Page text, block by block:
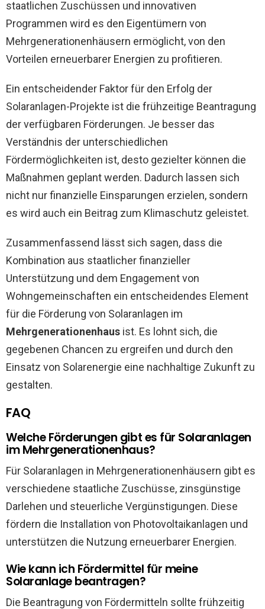
staatlichen Zuschüssen und innovativen
Programmen wird es den Eigentümern von
Mehrgenerationenhäusern ermöglicht, von den
Vorteilen erneuerbarer Energien zu profitieren.
Ein entscheidender Faktor für den Erfolg der
Solaranlagen-Projekte ist die frühzeitige Beantragung
der verfügbaren Förderungen. Je besser das
Verständnis der unterschiedlichen
Fördermöglichkeiten ist, desto gezielter können die
Maßnahmen geplant werden. Dadurch lassen sich
nicht nur finanzielle Einsparungen erzielen, sondern
es wird auch ein Beitrag zum Klimaschutz geleistet.
Zusammenfassend lässt sich sagen, dass die
Kombination aus staatlicher finanzieller
Unterstützung und dem Engagement von
Wohngemeinschaften ein entscheidendes Element
für die Förderung von Solaranlagen im
Mehrgenerationenhaus ist. Es lohnt sich, die
gegebenen Chancen zu ergreifen und durch den
Einsatz von Solarenergie eine nachhaltige Zukunft zu
gestalten.
FAQ
Welche Förderungen gibt es für Solaranlagen
im Mehrgenerationenhaus?
Für Solaranlagen in Mehrgenerationenhäusern gibt es
verschiedene staatliche Zuschüsse, zinsgünstige
Darlehen und steuerliche Vergünstigungen. Diese
fördern die Installation von Photovoltaikanlagen und
unterstützen die Nutzung erneuerbarer Energien.
Wie kann ich Fördermittel für meine
Solaranlage beantragen?
Die Beantragung von Fördermitteln sollte frühzeitig